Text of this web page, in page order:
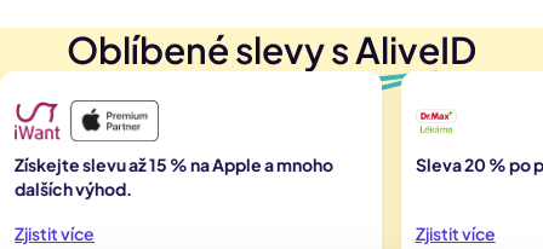
Oblíbené slevy s AliveID
Získejte slevu až 15 % na Apple a mnoho
dalších výhod.
Zjistit více
Sleva 20 % po
Zjistit více